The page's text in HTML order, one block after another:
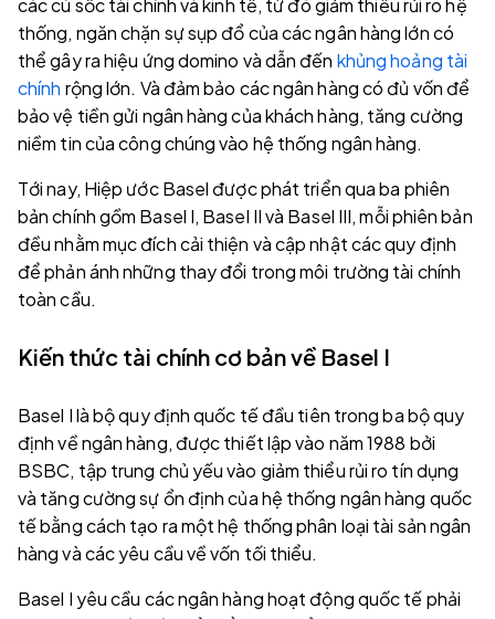
các cú sốc tài chính và kinh tế, từ đó giảm thiểu rủi ro hệ
thống, ngăn chặn sự sụp đổ của các ngân hàng lớn có
thể gây ra hiệu ứng domino và dẫn đến khủng hoảng tài
chính rộng lớn. Và đảm bảo các ngân hàng có đủ vốn để
bảo vệ tiền gửi ngân hàng của khách hàng, tăng cường
niềm tin của công chúng vào hệ thống ngân hàng.
Tới nay, Hiệp ước Basel được phát triển qua ba phiên
bản chính gồm Basel I, Basel II và Basel III, mỗi phiên bản
đều nhằm mục đích cải thiện và cập nhật các quy định
để phản ánh những thay đổi trong môi trường tài chính
toàn cầu.
Kiến thức tài chính cơ bản về Basel I
Basel I là bộ quy định quốc tế đầu tiên trong ba bộ quy
định về ngân hàng, được thiết lập vào năm 1988 bởi
BSBC, tập trung chủ yếu vào giảm thiểu rủi ro tín dụng
và tăng cường sự ổn định của hệ thống ngân hàng quốc
tế bằng cách tạo ra một hệ thống phân loại tài sản ngân
hàng và các yêu cầu về vốn tối thiểu.
Basel I yêu cầu các ngân hàng hoạt động quốc tế phải